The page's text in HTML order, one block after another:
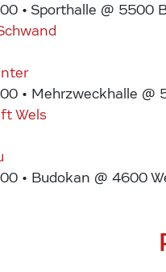
• Sporthalle @ 5500
• Mehrzweckhalle
Wels
• Budokan @ 4600